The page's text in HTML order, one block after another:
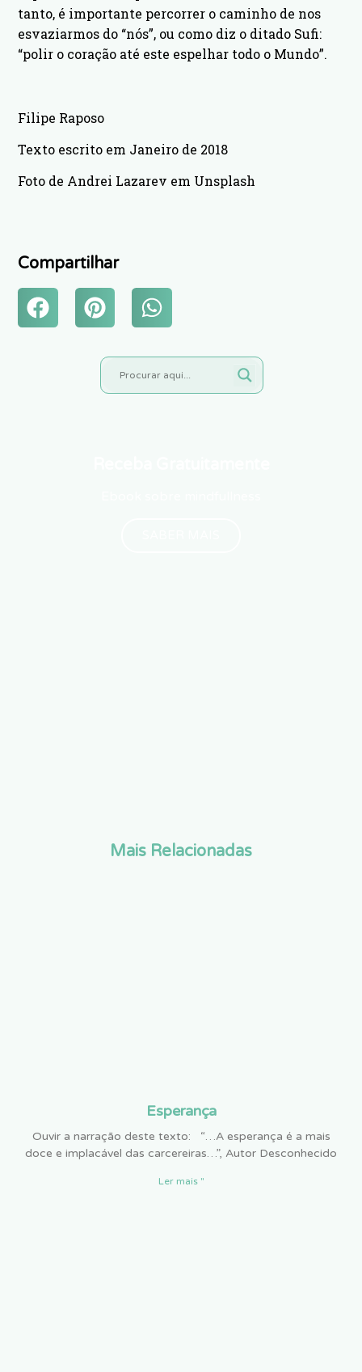
tanto, é importante percorrer o caminho de nos
esvaziarmos do “nós”, ou como diz o ditado Sufi:
“polir o coração até este espelhar todo o Mundo”.
Filipe Raposo
Texto escrito em Janeiro de 2018
Foto de Andrei Lazarev em Unsplash
Compartilhar
Mais Relacionadas
Esperança
Ouvir a narração deste texto: “…A esperança é a mais
doce e implacável das carcereiras…”, Autor Desconhecido
Ler mais "